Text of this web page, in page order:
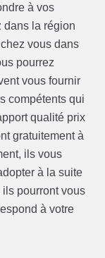
à vos
dans la région
vous dans
pourrez
vous fournir
compétents qui
qualité prix
gratuitement à
ils vous
à la suite
ils pourront vous
à votre